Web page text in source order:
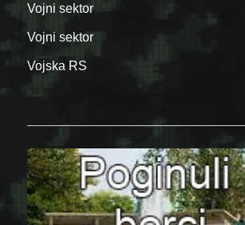
Vojni sektor
Vojni sektor
Vojska RS